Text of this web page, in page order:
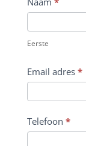
page
+
Contact
page
FORM
-
ACTIVE
Eerste
Email adres *
Telefoon *